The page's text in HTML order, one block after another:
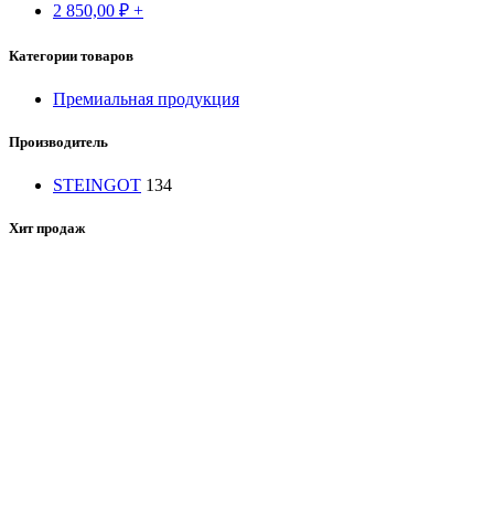
2 850,00 ₽ +
Категории товаров
Премиальная продукция
Производитель
STEINGOT 134
Хит продаж